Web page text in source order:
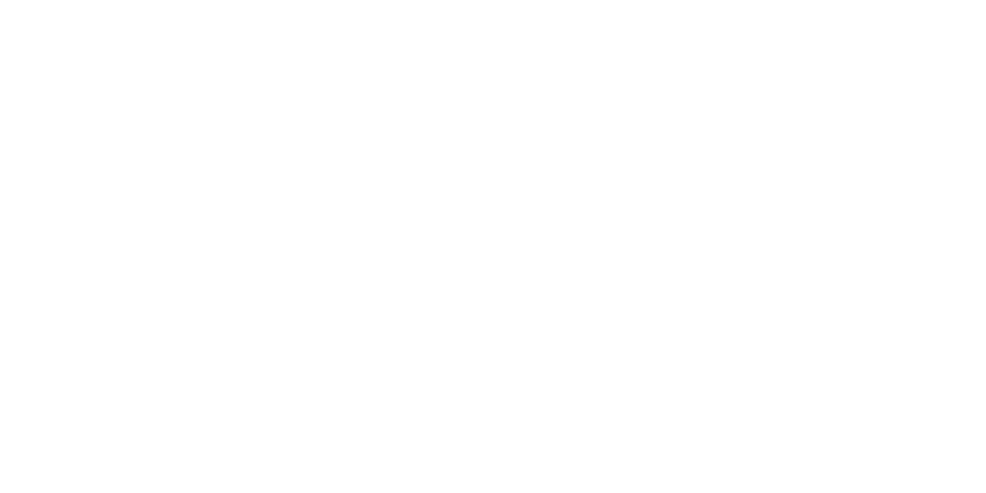
medarbejdere samt vigtigheden af valgfrihed og fleksibilitet – især i forbindelse med de unge talenter.
Danmarks største busoperatør og næststørste togoperatør. De kører b.la. bus i næsten alle egne af landet og beskæftiger omkring 3.500